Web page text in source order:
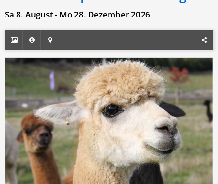
Sa 8. August - Mo 28. Dezember 2026